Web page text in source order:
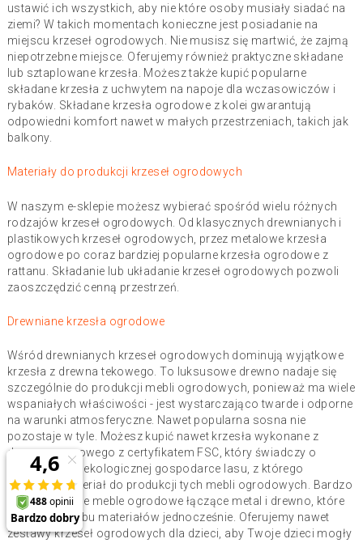
ustawić ich wszystkich, aby nie które osoby musiały siadać na
ziemi? W takich momentach konieczne jest posiadanie na
miejscu krzeseł ogrodowych. Nie musisz się martwić, że zajmą
niepotrzebne miejsce. Oferujemy również praktyczne składane
lub sztaplowane krzesła. Możesz także kupić popularne
składane krzesła z uchwytem na napoje dla wczasowiczów i
rybaków. Składane krzesła ogrodowe z kolei gwarantują
odpowiedni komfort nawet w małych przestrzeniach, takich jak
balkony.
Materiały do ​​produkcji krzeseł ogrodowych
W naszym e-sklepie możesz wybierać spośród wielu różnych
rodzajów krzeseł ogrodowych. Od klasycznych drewnianych i
plastikowych krzeseł ogrodowych, przez metalowe krzesła
ogrodowe po coraz bardziej popularne krzesła ogrodowe z
rattanu. Składanie lub układanie krzeseł ogrodowych pozwoli
zaoszczędzić cenną przestrzeń.
Drewniane krzesła ogrodowe
Wśród drewnianych krzeseł ogrodowych dominują wyjątkowe
krzesła z drewna tekowego. To luksusowe drewno nadaje się
szczególnie do produkcji mebli ogrodowych, ponieważ ma wiele
wspaniałych właściwości - jest wystarczająco twarde i odporne
na warunki atmosferyczne. Nawet popularna sosna nie
pozostaje w tyle. Możesz kupić nawet krzesła wykonane z
drewna sosnowego z certyfikatem FSC, który świadczy o
ekologicznej i ekologicznej gospodarce lasu, z którego
pochodzi materiał do produkcji tych mebli ogrodowych. Bardzo
piękne są także meble ogrodowe łączące metal i drewno, które
łączą zalety obu materiałów jednocześnie. Oferujemy nawet
zestawy krzeseł ogrodowych dla dzieci, aby Twoje dzieci mogły